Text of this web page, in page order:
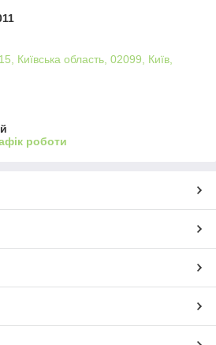
Київська область, 02099, Київ,
роботи